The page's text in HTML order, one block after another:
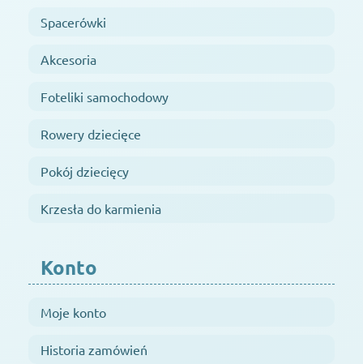
Spacerówki
Akcesoria
Foteliki samochodowy
Rowery dziecięce
Pokój dziecięcy
Krzesła do karmienia
Konto
Moje konto
Historia zamówień